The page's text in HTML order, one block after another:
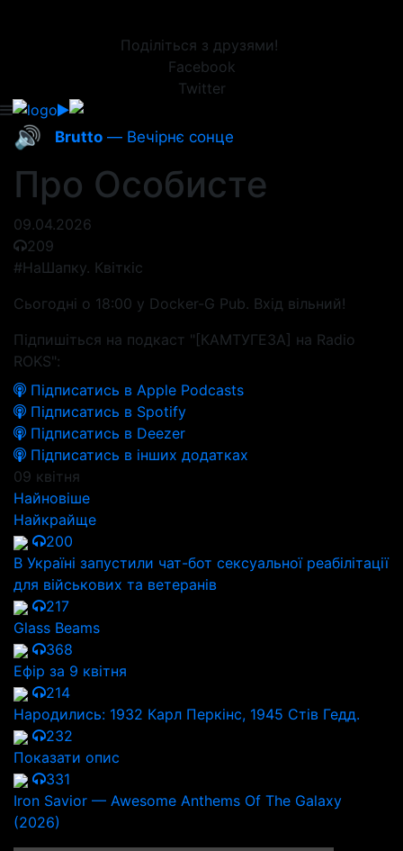
Поділіться з друзями!
Facebook
Twitter
🔊 Brutto — Вечірнє сонце
Про Особисте
09.04.2026
209
#НаШапку. Квіткіс
Сьогодні о 18:00 у Docker-G Pub. Вхід вільний!
Підпишіться на подкаст "[КАМТУГЕЗА] на Radio
ROKS":
Підписатись в Apple Podcasts
Підписатись в Spotify
Підписатись в Deezer
Підписатись в інших додатках
09 квітня
Найновіше
Найкрайще
200
В Україні запустили чат-бот сексуальної реабілітації
для військових та ветеранів
217
Glass Beams
368
Ефір за 9 квітня
214
Народились: 1932 Карл Перкінс, 1945 Стів Гедд.
232
Показати опис
331
Iron Savior — Awesome Anthems Of The Galaxy
(2026)